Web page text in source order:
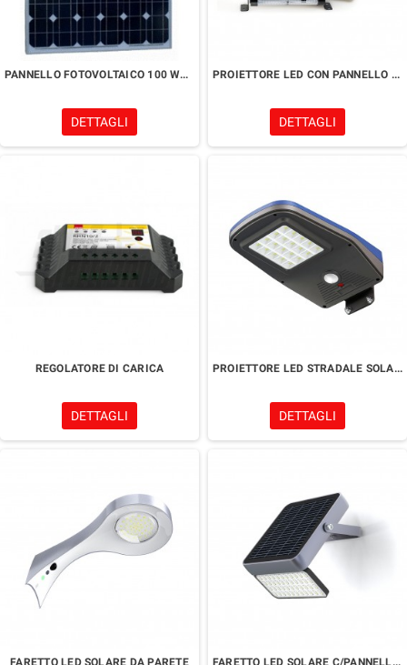
PANNELLO FOTOVOLTAICO 100 WATT
DETTAGLI
PROIETTORE LED CON PANNELLO SOLARE
DETTAGLI
REGOLATORE DI CARICA
DETTAGLI
PROIETTORE LED STRADALE SOLARE
DETTAGLI
FARETTO LED SOLARE DA PARETE FARETTO LED SOLARE C/PANNELLO FOTOVOLTAICO